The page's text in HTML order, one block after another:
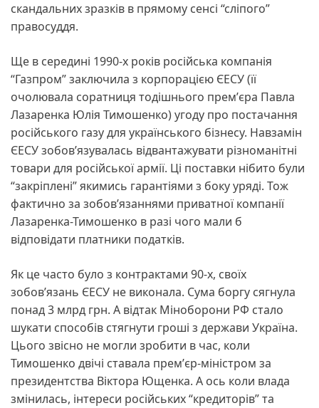
скандальних зразків в прямому сенсі “сліпого”
правосуддя.
Ще в середині 1990-х років російська компанія
“Газпром” заключила з корпорацією ЄЕСУ (її
очолювала соратниця тодішнього премʼєра Павла
Лазаренка Юлія Тимошенко) угоду про постачання
російського газу для українського бізнесу. Навзамін
ЄЕСУ зобовʼязувалась відвантажувати різноманітні
товари для російської армії. Ці поставки нібито були
“закріплені” якимись гарантіями з боку уряді. Тож
фактично за зобовʼязаннями приватної компанії
Лазаренка-Тимошенко в разі чого мали б
відповідати платники податків.
Як це часто було з контрактами 90-х, своїх
зобовʼязань ЄЕСУ не виконала. Сума боргу сягнула
понад 3 млрд грн. А відтак Міноборони РФ стало
шукати способів стягнути гроші з держави Україна.
Цього звісно не могли зробити в час, коли
Тимошенко двічі ставала премʼєр-міністром за
президентства Віктора Ющенка. А ось коли влада
змінилась, інтереси російських “кредиторів” та